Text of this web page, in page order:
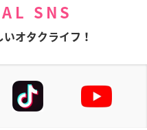
SNS
オタクライフ！